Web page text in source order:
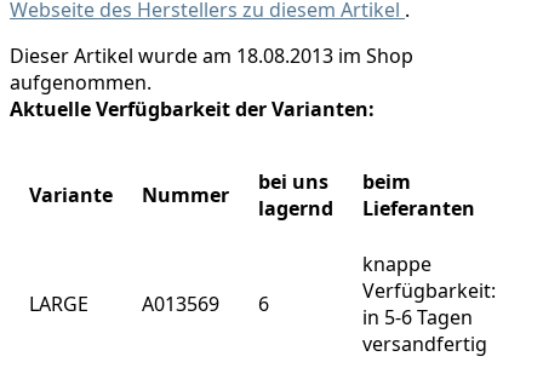
Webseite des Herstellers zu diesem Artikel .
Dieser Artikel wurde am 18.08.2013 im Shop
aufgenommen.
Aktuelle Verfügbarkeit der Varianten:
Variante Nummer
bei uns
lagernd
beim
Lieferanten
LARGE A013569 6
knappe
Verfügbarkeit:
in 5-6 Tagen
versandfertig